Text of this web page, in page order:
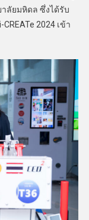
ลัยมหิดล ซึ่งได้รับ
2024 เข้า